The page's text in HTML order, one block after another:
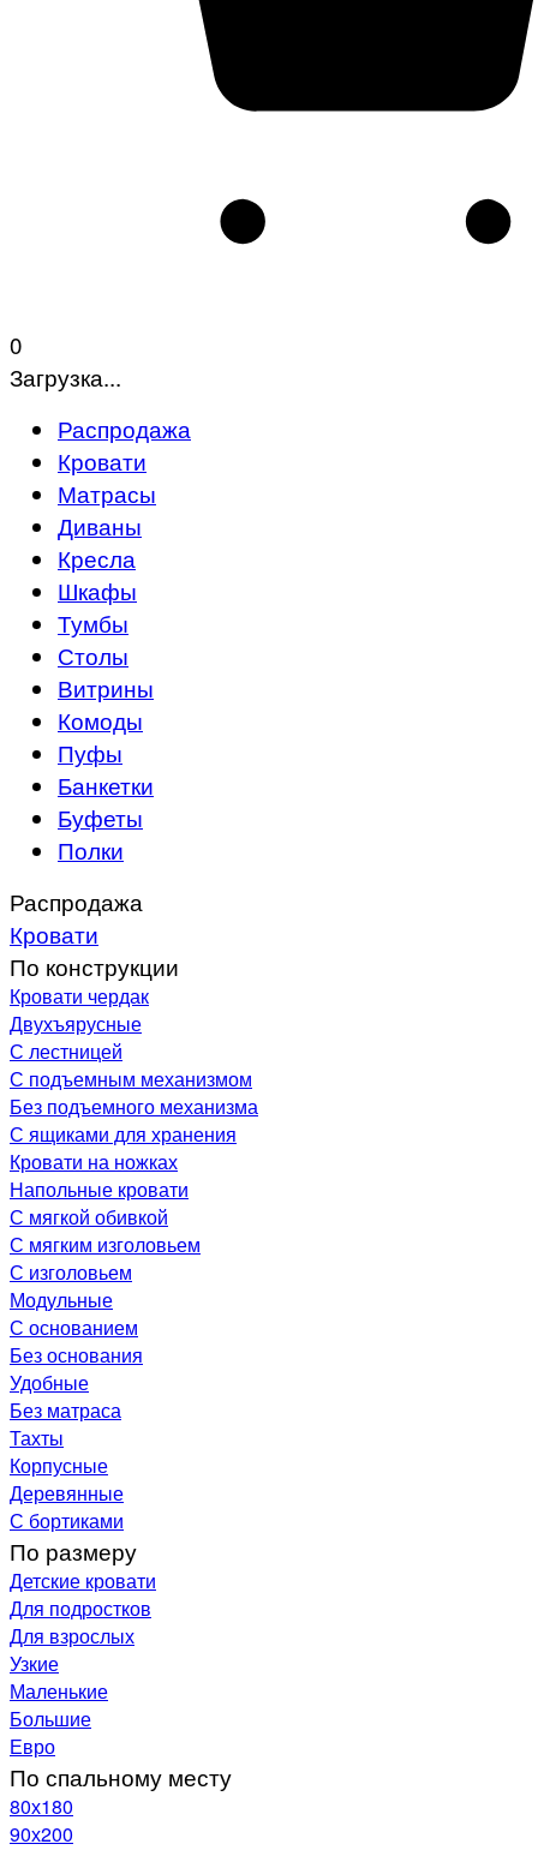
0
Загрузка...
Распродажа
Кровати
Матрасы
Диваны
Кресла
Шкафы
Тумбы
Столы
Витрины
Комоды
Пуфы
Банкетки
Буфеты
Полки
Распродажа
Кровати
По конструкции
Кровати чердак
Двухъярусные
С лестницей
С подъемным механизмом
Без подъемного механизма
С ящиками для хранения
Кровати на ножках
Напольные кровати
С мягкой обивкой
С мягким изголовьем
С изголовьем
Модульные
С основанием
Без основания
Удобные
Без матраса
Тахты
Корпусные
Деревянные
С бортиками
По размеру
Детские кровати
Для подростков
Для взрослых
Узкие
Маленькие
Большие
Евро
По спальному месту
80х180
90х200